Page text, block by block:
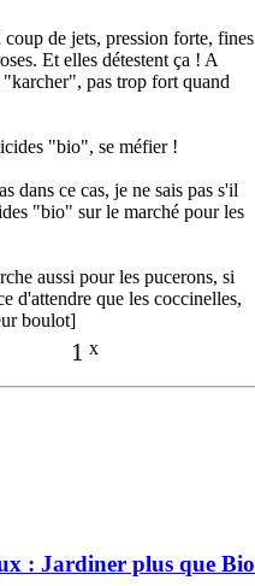
de jets, pression forte, fines
Et elles détestent ça ! A
pas trop fort quand
"bio", se méfier !
dans ce cas, je ne sais pas s'il
"bio" sur le marché pour les
aussi pour les pucerons, si
d'attendre que les coccinelles,
boulot]
1 x
: Jardiner plus que Bio